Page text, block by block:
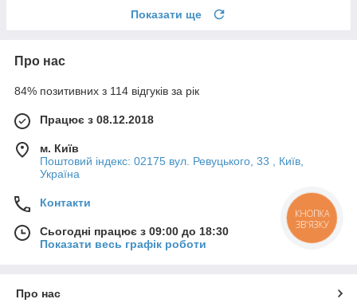
Показати ще
Про нас
84% позитивних з 114 відгуків за рік
Працює з 08.12.2018
м. Київ
Поштовий індекс: 02175 вул. Ревуцького, 33 , Київ,
Україна
Контакти
Сьогодні працює з 09:00 до 18:30
Показати весь графік роботи
Про нас
КНОПКА
ЗВ'ЯЗКУ